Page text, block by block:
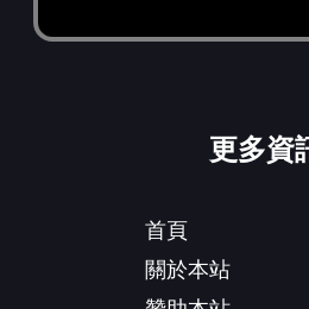
更多資
首頁
關於本站